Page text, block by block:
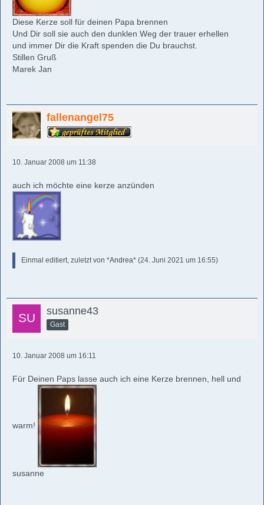
Diese Kerze soll für deinen Papa brennen
Und Dir soll sie auch den dunklen Weg der trauer erhellen
und immer Dir die Kraft spenden die Du brauchst.
Stillen Gruß
Marek Jan
fallenangel75
10. Januar 2008 um 11:38
auch ich möchte eine kerze anzünden
Einmal editiert, zuletzt von *Andrea* (24. Juni 2021 um 16:55)
susanne43
Gast
10. Januar 2008 um 16:11
Für Deinen Paps lasse auch ich eine Kerze brennen, hell und
warm!
susanne